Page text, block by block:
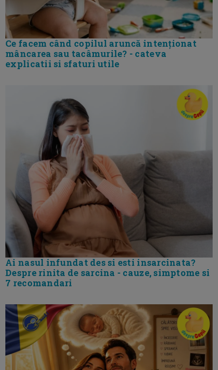
Ce facem când copilul aruncă intenționat
mâncarea sau tacâmurile? - cateva
explicatii si sfaturi utile
Ai nasul infundat des si esti insarcinata?
Despre rinita de sarcina - cauze, simptome si
7 recomandari